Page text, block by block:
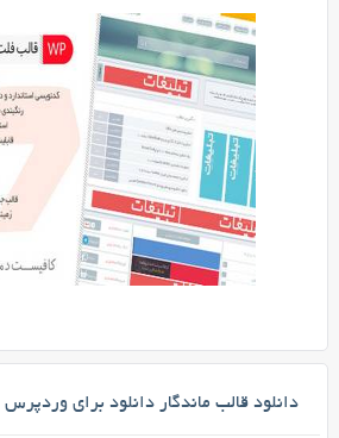
دانلود قالب ماندگار دانلود برای وردپرس